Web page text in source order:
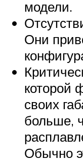
модели.
Они
которой
своих
больше,
Обычно